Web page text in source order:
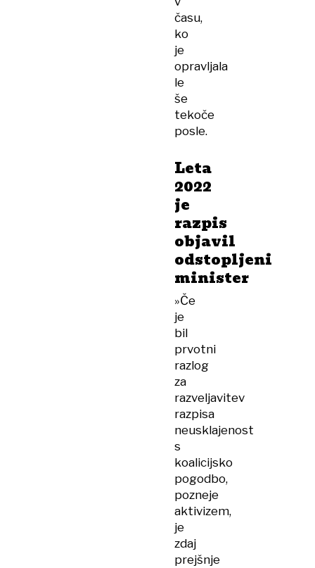
času,
ko
je
opravljala
le
še
tekoče
posle.
Leta
2022
je
razpis
objavil
odstopljeni
minister
»Če
je
bil
prvotni
razlog
za
razveljavitev
razpisa
neusklajenost
s
koalicijsko
pogodbo,
pozneje
aktivizem,
je
zdaj
prejšnje